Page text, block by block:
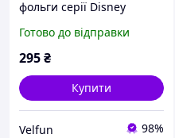
фольги серії Disney
см різнокольоровий
Готово до відправки
295₴
Купити
Velfun 98%